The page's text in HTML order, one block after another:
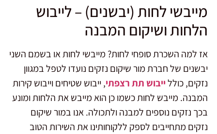
מייבשי לחות (יבשנים) – לייבוש
הלחות ושיקום המבנה
אז למה השכרת סופחי לחות? מייבשי לחות או בשמם השני
יבשנים של חברת מור שיקום נזקים נועדו לטפל במגוון
נזקים, כוללייבוש תת רצפתי, ייבוש שטיחים וייבוש קירות
המבנה. מייבש לחות כשמו כן הוא מייבש את הלחות ומונע
בכך נזקים נוספים למבנה ולתכולה. אנו במור שיקום
נזקים מתחייבים לספק ללקוחותינו את השירות הטוב